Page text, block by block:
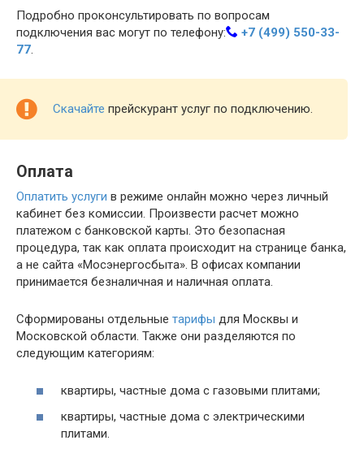
Подробно проконсультировать по вопросам
подключения вас могут по телефону:
+7 (499) 550-33-
77
Скачайте прейскурант услуг по подключению.
Оплата
Оплатить услуги в режиме онлайн можно через личный
кабинет без комиссии. Произвести расчет можно
платежом с банковской карты. Это безопасная
процедура, так как оплата происходит на странице банка,
а не сайта «Мосэнергосбыта». В офисах компании
принимается безналичная и наличная оплата.
Сформированы отдельные тарифы для Москвы и
Московской области. Также они разделяются по
следующим категориям:
квартиры, частные дома с газовыми плитами;
квартиры, частные дома с электрическими
плитами.